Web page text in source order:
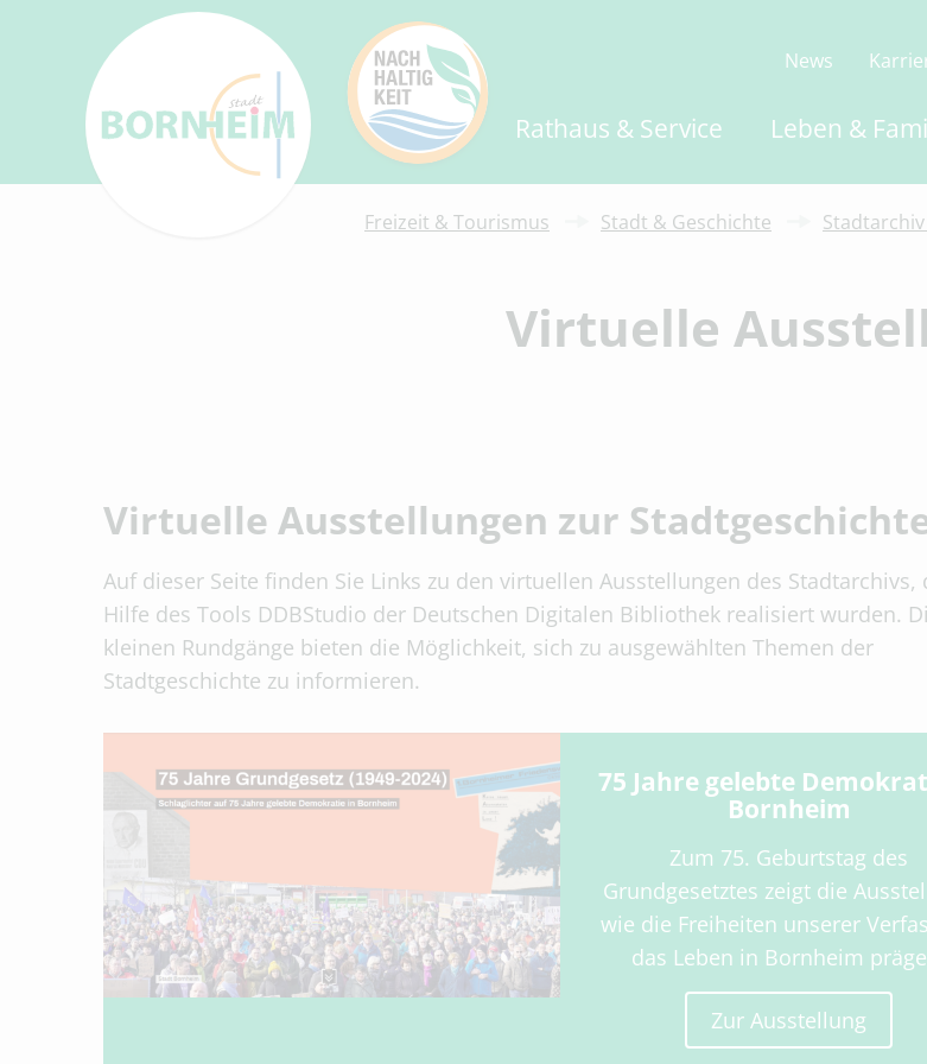
Rathaus & Service Leben &
News
Freizeit & Tourismus Stadt & Geschichte
Virtuelle
Virtuelle Ausstellungen zur
Auf dieser Seite finden Sie Links zu den virtuellen Ausstellungen des Stadtarchivs,
Hilfe des Tools DDBStudio der Deutschen Digitalen Bibliothek realisiert wurden.
kleinen Rundgänge bieten die Möglichkeit, sich zu ausgewählten Themen der
Stadtgeschichte zu informieren.
75 Jahre gelebte
Bornheim
Zum 75. Geburtstag des
Grundgesetztes zeigt die
wie die Freiheiten unserer
das Leben in Bornheim
Zur Ausstellung